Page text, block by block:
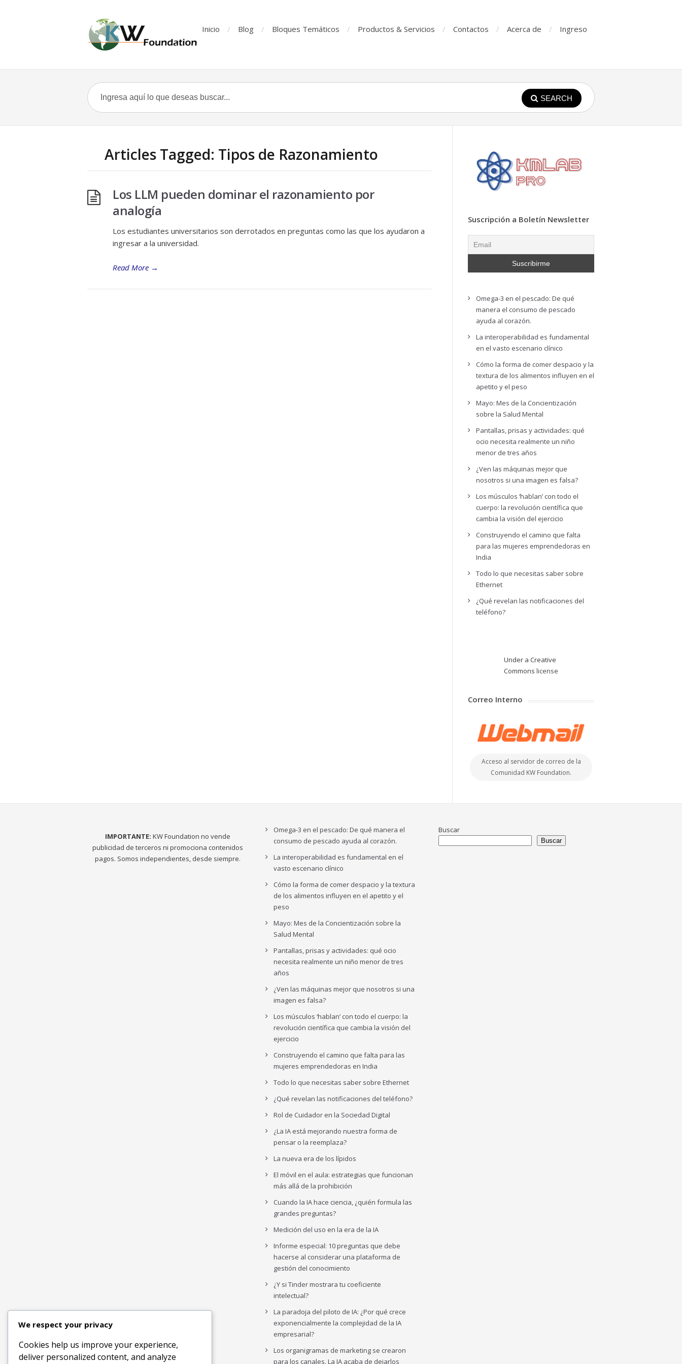
Inicio Blog Bloques Temáticos Productos & Servicios Contactos Acerca de Ingreso
SEARCH
Articles Tagged: Tipos de Razonamiento
Los LLM pueden dominar el razonamiento por
analogía
Los estudiantes universitarios son derrotados en preguntas como las que los ayudaron a
ingresar a la universidad.
Read More →
Suscripción a Boletín Newsletter
Omega-3 en el pescado: De qué
manera el consumo de pescado
ayuda al corazón.
La interoperabilidad es fundamental
en el vasto escenario clínico
Cómo la forma de comer despacio y la
textura de los alimentos influyen en el
apetito y el peso
Mayo: Mes de la Concientización
sobre la Salud Mental
Pantallas, prisas y actividades: qué
ocio necesita realmente un niño
menor de tres años
¿Ven las máquinas mejor que
nosotros si una imagen es falsa?
Los músculos ‘hablan’ con todo el
cuerpo: la revolución científica que
cambia la visión del ejercicio
Construyendo el camino que falta
para las mujeres emprendedoras en
India
Todo lo que necesitas saber sobre
Ethernet
¿Qué revelan las notificaciones del
teléfono?
Under a Creative
Commons license
Correo Interno
Acceso al servidor de correo de la
Comunidad KW Foundation.
IMPORTANTE: KW Foundation no vende
publicidad de terceros ni promociona contenidos
pagos. Somos independientes, desde siempre.
Omega-3 en el pescado: De qué manera el
consumo de pescado ayuda al corazón.
La interoperabilidad es fundamental en el
vasto escenario clínico
Cómo la forma de comer despacio y la textura
de los alimentos influyen en el apetito y el
peso
Mayo: Mes de la Concientización sobre la
Salud Mental
Pantallas, prisas y actividades: qué ocio
necesita realmente un niño menor de tres
años
¿Ven las máquinas mejor que nosotros si una
imagen es falsa?
Los músculos ‘hablan’ con todo el cuerpo: la
revolución científica que cambia la visión del
ejercicio
Construyendo el camino que falta para las
mujeres emprendedoras en India
Todo lo que necesitas saber sobre Ethernet
¿Qué revelan las notificaciones del teléfono?
Rol de Cuidador en la Sociedad Digital
¿La IA está mejorando nuestra forma de
pensar o la reemplaza?
La nueva era de los lípidos
El móvil en el aula: estrategias que funcionan
más allá de la prohibición
Cuando la IA hace ciencia, ¿quién formula las
grandes preguntas?
Medición del uso en la era de la IA
Informe especial: 10 preguntas que debe
hacerse al considerar una plataforma de
gestión del conocimiento
¿Y si Tinder mostrara tu coeficiente
intelectual?
La paradoja del piloto de IA: ¿Por qué crece
exponencialmente la complejidad de la IA
empresarial?
Los organigramas de marketing se crearon
para los canales. La IA acaba de dejarlos
Buscar
Buscar
We respect your privacy
Cookies help us improve your experience,
deliver personalized content, and analyze